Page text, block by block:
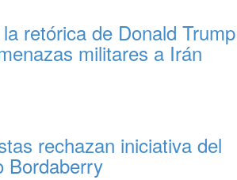
retórica de Donald Trump
militares a Irán
rechazan iniciativa del
Bordaberry